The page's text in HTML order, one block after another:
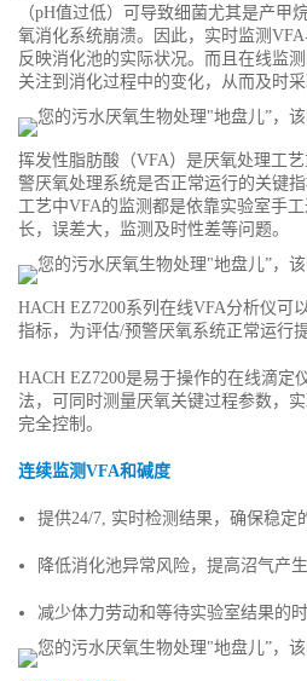
（pH值过低）可导致细菌尤其是产甲
氧消化系统崩溃。因此，实时监测
反映消化池的实际状况。而且在线监
关注到消化过程中的变化，从而及时采
挥发性脂肪酸（VFA）是厌氧处理工
警厌氧处理系统是否正常运行的关键
工艺中VFA的监测都是依靠实验室手
长，误差大，监测及时性差等问题。
HACH EZ7200系列在线VFA分析仪可
指标，为评估/预警厌氧系统正常运行
HACH EZ7200是易于操作的在线滴定
法，可同时测量厌氧关键过程参数，
完全控制。
连续监测VFA和碱度
提供24/7, 实时检测结果，确保稳定
降低消化池异常风险，提高沼气产
减少体力劳动和等待实验室结果的时